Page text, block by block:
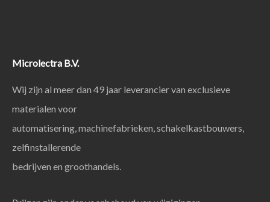
Microlectra B.V.
Wij zijn al meer dan 49 jaar leverancier van exclusieve
materialen voor
automatisering, machinefabrieken, schakelkastbouwers,
zelfinstallerende
bedrijven en groothandels.